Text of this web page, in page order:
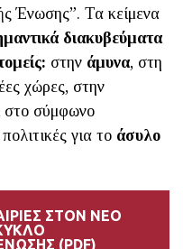
Ένωσης”. Τα κείμενα
διακυβεύματα
στην άμυνα, στη
χώρες, στην
στο σύμφωνο
για το άσυλο
ΣΤΟΝ ΝΕΟ
(PDF)